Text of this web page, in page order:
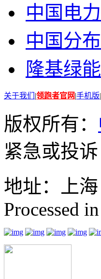
中国电
中国分
隆基绿能
关于我们 |领跑者官网|手机版|
版权所有：
紧急或投
地址：上海
Processed